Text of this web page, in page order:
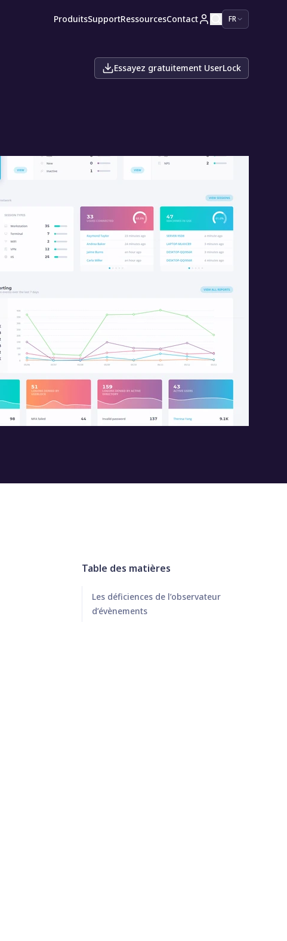
ProduitsSupportRessourcesContact FR
Essayez gratuitement UserLock
Table des matières
Les déficiences de l’observateur
d’évènements